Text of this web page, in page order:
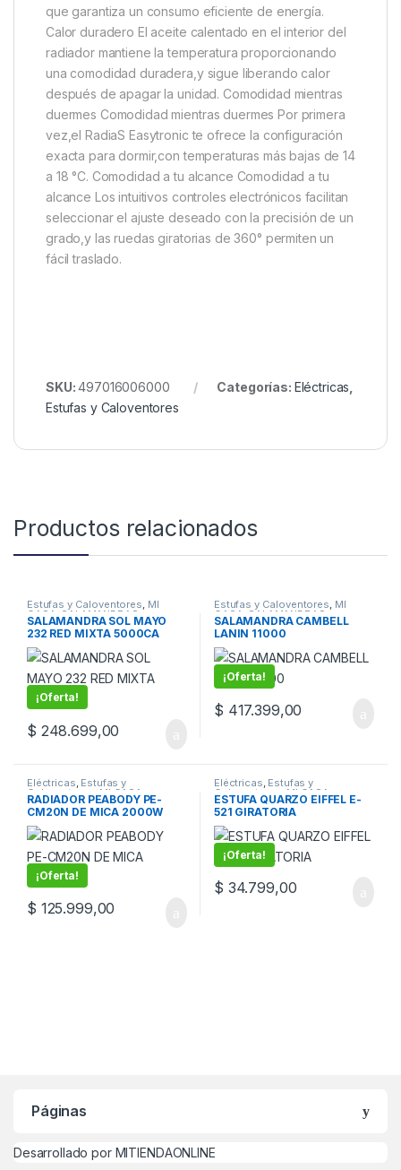
que garantiza un consumo eficiente de energía.
Calor duradero El aceite calentado en el interior del
radiador mantiene la temperatura proporcionando
una comodidad duradera,y sigue liberando calor
después de apagar la unidad. Comodidad mientras
duermes Comodidad mientras duermes Por primera
vez,el RadiaS Easytronic te ofrece la configuración
exacta para dormir,con temperaturas más bajas de 14
a 18 °C. Comodidad a tu alcance Comodidad a tu
alcance Los intuitivos controles electrónicos facilitan
seleccionar el ajuste deseado con la precisión de un
grado,y las ruedas giratorias de 360° permiten un
fácil traslado.
SKU:497016006000 Categorías: Eléctricas
Estufas y Caloventores
Productos relacionados
Estufas y Caloventores, MI
CASA , SALAMANDRAS
SALAMANDRA SOL MAYO
232 RED MIXTA 5000CA
¡Oferta!
$ 248.699,00
Estufas y Caloventores, MI
CASA , SALAMANDRAS
SALAMANDRA CAMBELL
LANIN 11000
¡Oferta!
$ 417.399,00
Eléctricas, Estufas y
Caloventores,MI CASA
RADIADOR PEABODY PE-
CM20N DE MICA 2000W
¡Oferta!
$ 125.999,00
Eléctricas, Estufas y
Caloventores,MI CASA
ESTUFA QUARZO EIFFEL E-
521 GIRATORIA
¡Oferta!
$ 34.799,00
Páginas
Desarrollado por MITIENDAONLINE